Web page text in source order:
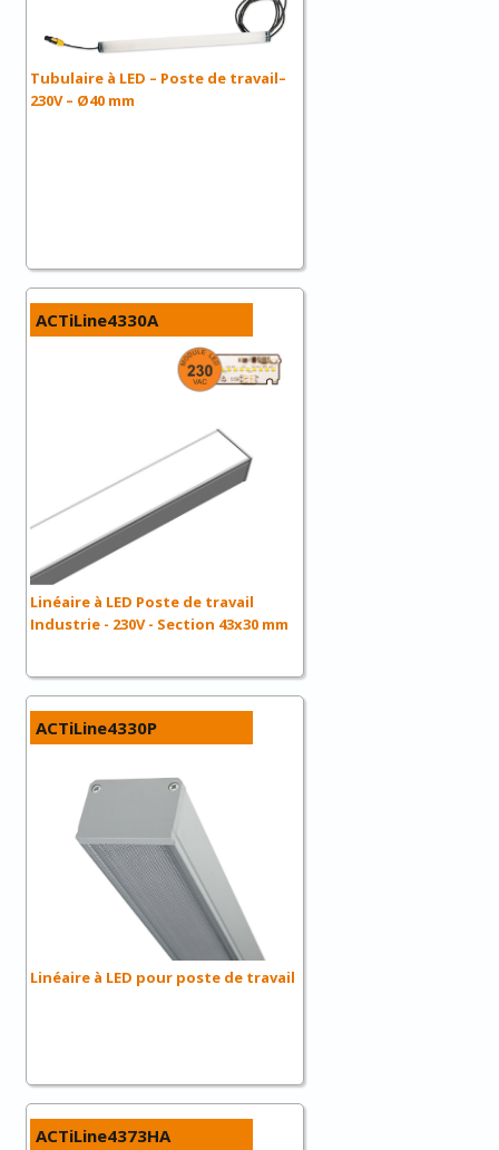
Tubulaire à LED – Poste de travail–
230V – Ø40 mm
ACTiLine4330A
Linéaire à LED Poste de travail
Industrie - 230V - Section 43x30 mm
ACTiLine4330P
Linéaire à LED pour poste de travail
ACTiLine4373HA